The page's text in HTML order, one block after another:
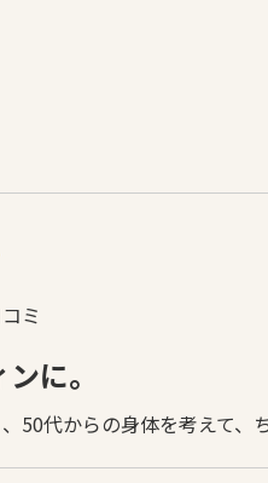
ミ
に。
50代からの身体を考えて、